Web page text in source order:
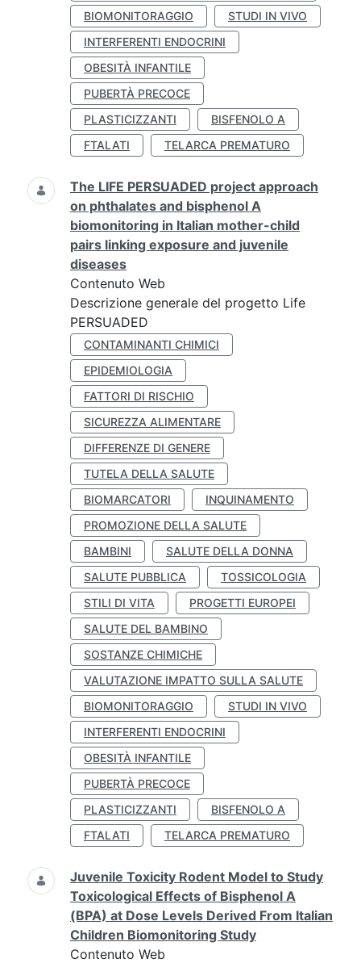
BIOMONITORAGGIO
STUDI IN VIVO
INTERFERENTI ENDOCRINI
OBESITÀ INFANTILE
PUBERTÀ PRECOCE
PLASTICIZZANTI
BISFENOLO A
FTALATI
TELARCA PREMATURO
The LIFE PERSUADED project approach
on phthalates and bisphenol A
biomonitoring in Italian mother-child
pairs linking exposure and juvenile
diseases
Contenuto Web
Descrizione generale del progetto Life
PERSUADED
CONTAMINANTI CHIMICI
EPIDEMIOLOGIA
FATTORI DI RISCHIO
SICUREZZA ALIMENTARE
DIFFERENZE DI GENERE
TUTELA DELLA SALUTE
BIOMARCATORI
INQUINAMENTO
PROMOZIONE DELLA SALUTE
BAMBINI
SALUTE DELLA DONNA
SALUTE PUBBLICA
TOSSICOLOGIA
STILI DI VITA
PROGETTI EUROPEI
SALUTE DEL BAMBINO
SOSTANZE CHIMICHE
VALUTAZIONE IMPATTO SULLA SALUTE
BIOMONITORAGGIO
STUDI IN VIVO
INTERFERENTI ENDOCRINI
OBESITÀ INFANTILE
PUBERTÀ PRECOCE
PLASTICIZZANTI
BISFENOLO A
FTALATI
TELARCA PREMATURO
Juvenile Toxicity Rodent Model to Study
Toxicological Effects of Bisphenol A
(BPA) at Dose Levels Derived From Italian
Children Biomonitoring Study
Contenuto Web